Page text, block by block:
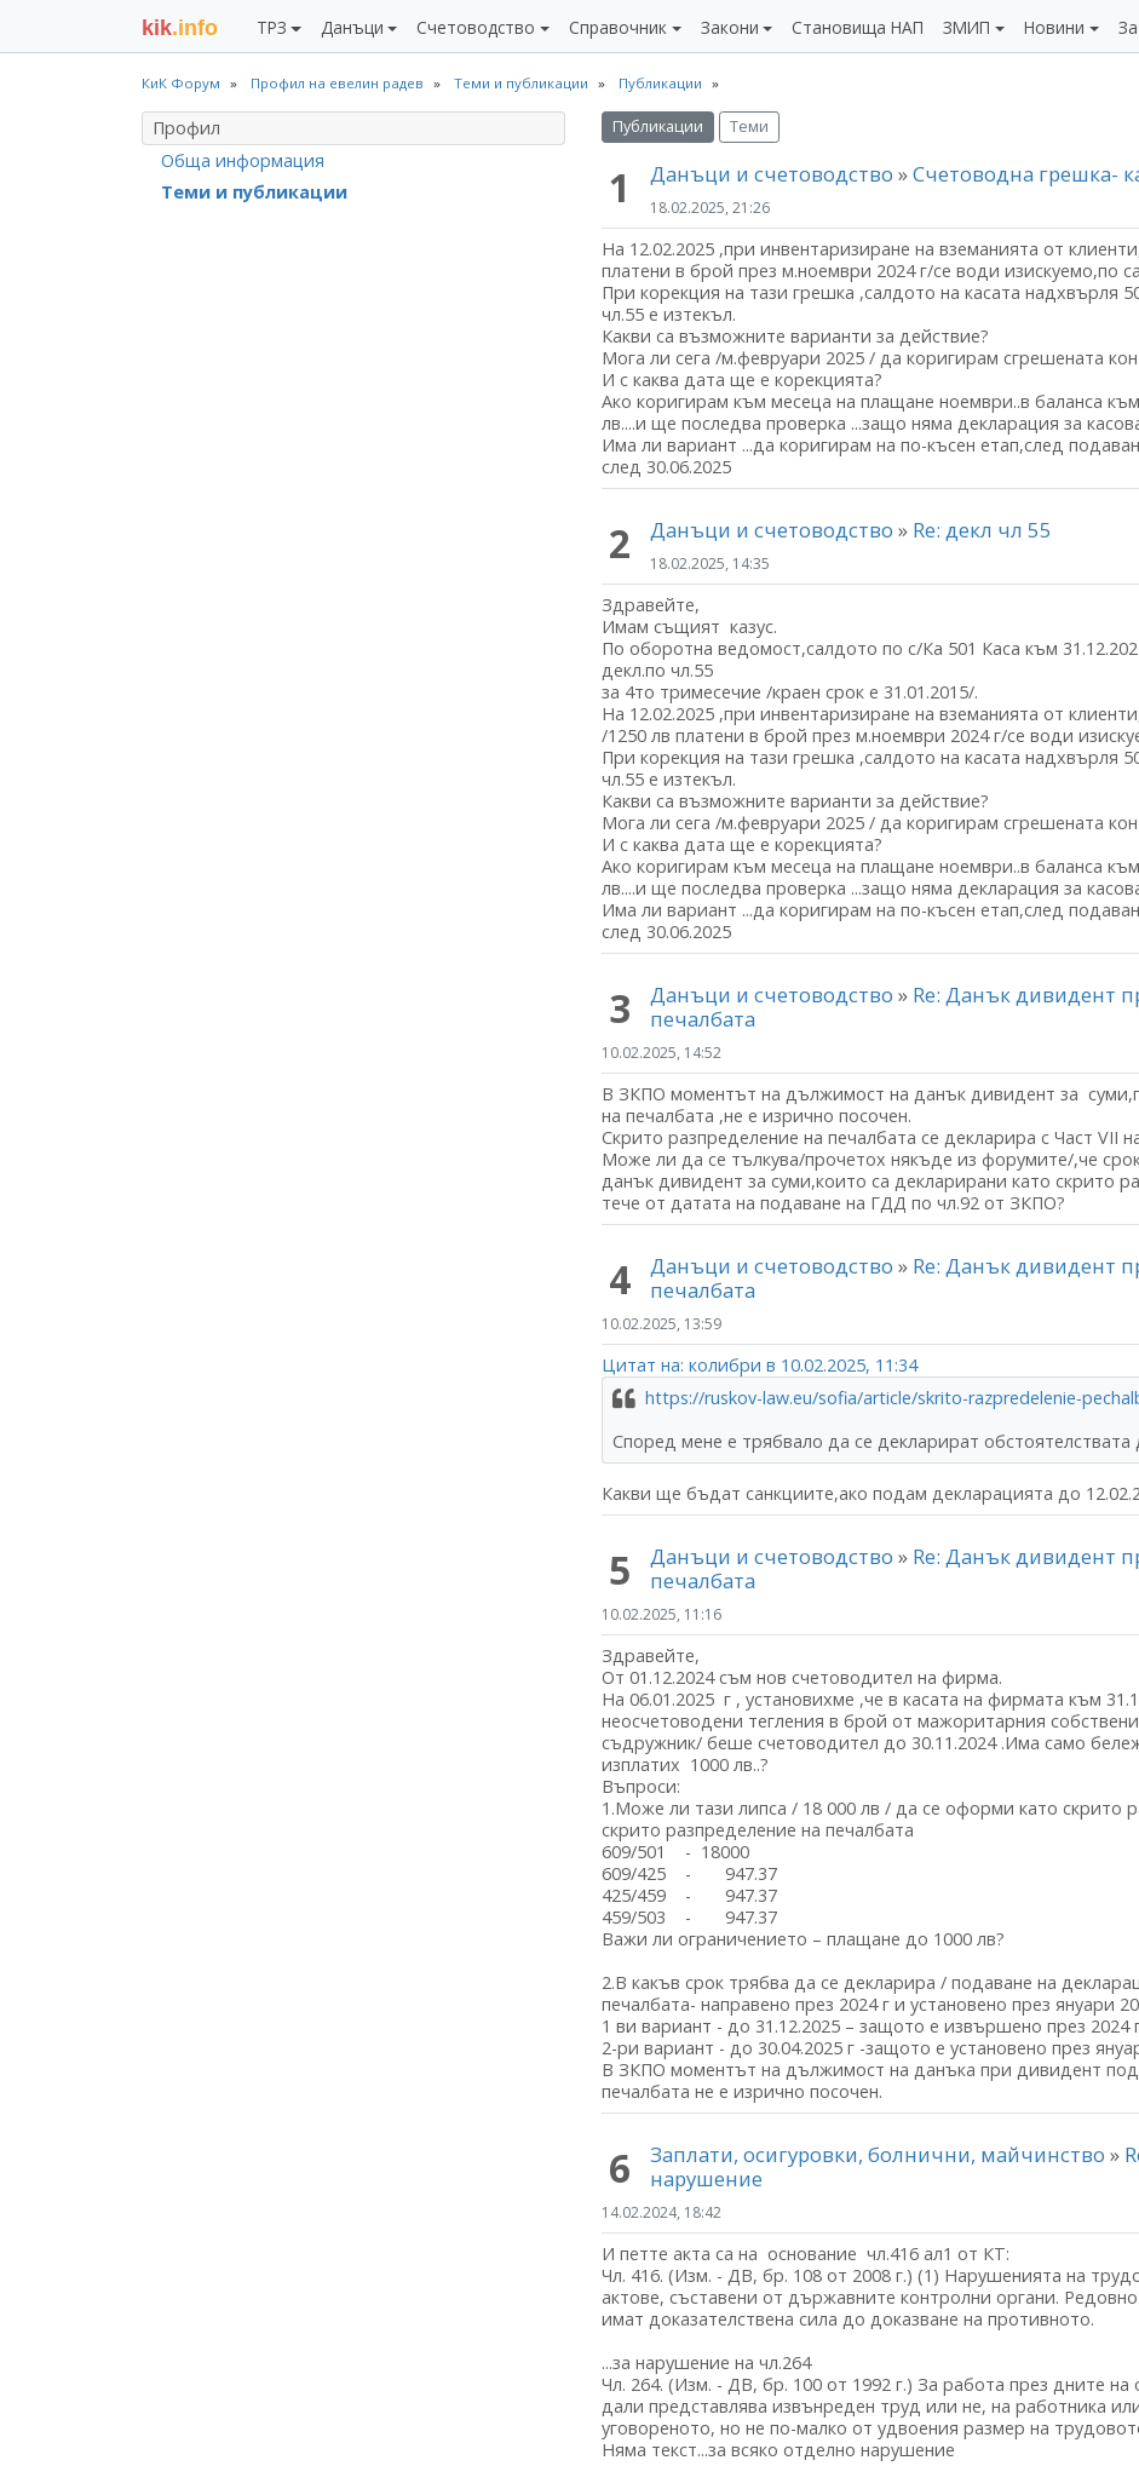
kik.info ТРЗ Данъци Счетоводство Справочник Закони Становища НАП ЗМИП Новини
КиК Форум Профил на евелин радев Теми и публикации Публикации
Профил
Обща информация
Теми и публикации
Публикации Теми
1 Данъци и счетоводство »Счетоводна грешка-
18.02.2025, 21:26
На 12.02.2025 ,при инвентаризиране на вземанията от
платени в брой през м.ноември 2024 г/се води изискуемо,по
При корекция на тази грешка ,салдото на касата надхвърля
чл.55 е изтекъл.
Какви са възможните варианти за действие?
Мога ли сега /м.февруари 2025 / да коригирам сгрешената
И с каква дата ще е корекцията?
Ако коригирам към месеца на плащане ноември..в баланса
лв....и ще последва проверка ...защо няма декларация за
Има ли вариант ...да коригирам на по-късен етап,след
след 30.06.2025
2 Данъци и счетоводство » Re: декл чл 55
18.02.2025, 14:35
Здравейте,
Имам същият казус.
По оборотна ведомост,салдото по с/Ка 501 Каса към
декл.по чл.55
за 4то тримесечие /краен срок е 31.01.2015/.
На 12.02.2025 ,при инвентаризиране на вземанията от
/1250 лв платени в брой през м.ноември 2024 г/се води
При корекция на тази грешка ,салдото на касата надхвърля
чл.55 е изтекъл.
Какви са възможните варианти за действие?
Мога ли сега /м.февруари 2025 / да коригирам сгрешената
И с каква дата ще е корекцията?
Ако коригирам към месеца на плащане ноември..в баланса
лв....и ще последва проверка ...защо няма декларация за
Има ли вариант ...да коригирам на по-късен етап,след
след 30.06.2025
3 Данъци и счетоводство » Re: Данък дивидент
печалбата
10.02.2025, 14:52
В ЗКПО моментът на дължимост на данък дивидент за
на печалбата ,не е изрично посочен.
Скрито разпределение на печалбата се декларира с Част VII
Може ли да се тълкува/прочетох някъде из форумите/,че
данък дивидент за суми,които са декларирани като скрито
тече от датата на подаване на ГДД по чл.92 от ЗКПО?
4 Данъци и счетоводство » Re: Данък дивидент
печалбата
10.02.2025, 13:59
Цитат на: колибри в 10.02.2025, 11:34
https://ruskov-law.eu/sofia/article/skrito-razpredelenie-
Според мене е трябвало да се декларират обстоятелствата
Какви ще бъдат санкциите,ако подам декларацията до
5 Данъци и счетоводство » Re: Данък дивидент
печалбата
10.02.2025, 11:16
Здравейте,
От 01.12.2024 съм нов счетоводител на фирма.
На 06.01.2025 г , установихме ,че в касата на фирмата към
неосчетоводени тегления в брой от мажоритарния
съдружник/ беше счетоводител до 30.11.2024 .Има само
изплатих 1000 лв..?
Въпроси:
1.Може ли тази липса / 18 000 лв / да се оформи като скрито
скрито разпределение на печалбата
609/501 - 18000
609/425 - 947.37
425/459 - 947.37
459/503 - 947.37
Важи ли ограничението – плащане до 1000 лв?
2.В какъв срок трябва да се декларира / подаване на
печалбата- направено през 2024 г и установено през януари
1 ви вариант - до 31.12.2025 – защото е извършено през 2024
2-ри вариант - до 30.04.2025 г -защото е установено през
В ЗКПО моментът на дължимост на данъка при дивидент
печалбата не е изрично посочен.
6 Заплати, осигуровки, болнични, майчинство»
нарушение
14.02.2024, 18:42
И петте акта са на основание чл.416 ал1 от КТ:
Чл. 416. (Изм. - ДВ, бр. 108 от 2008 г.) (1) Нарушенията на
актове, съставени от държавните контролни органи.
имат доказателствена сила до доказване на противното.
...за нарушение на чл.264
Чл. 264. (Изм. - ДВ, бр. 100 от 1992 г.) За работа през дните
дали представлява извънреден труд или не, на работника
уговореното, но не по-малко от удвоения размер на
Няма текст...за всяко отделно нарушение